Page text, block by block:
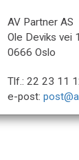
AV Partner AS
Ole Deviks vei
0666 Oslo
Tlf.: 22 23 11
e-post: